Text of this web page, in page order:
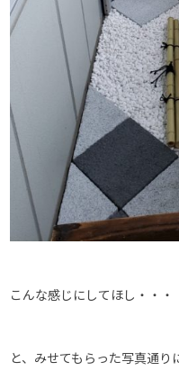
こんな感じにしてほし・・・
と、みせてもらった写真通り